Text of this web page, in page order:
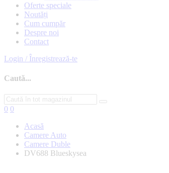
Oferte speciale
Noutăți
Cum cumpăr
Despre noi
Contact
Login / Înregistrează-te
Caută...
0 0
Acasă
Camere Auto
Camere Duble
DV688 Blueskysea